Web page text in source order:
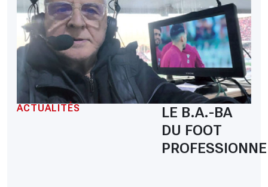
ACTUALITÉS
LE B.A.-BA
DU FOOT